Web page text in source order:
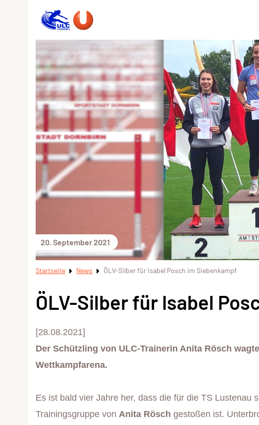
20. September 2021
Startseite News ÖLV-Silber für Isabel Posch im Siebenkampf
ÖLV-Silber für Isabel
[28.08.2021]
Der Schützling von ULC-Trainerin Anita Rösch
Wettkampfarena.
Es ist bald vier Jahre her, dass die für die TS Lustenau
Trainingsgruppe von Anita Rösch gestoßen ist.